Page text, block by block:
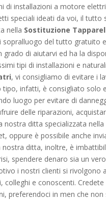
di installazioni a motore
speciali ideati da voi, il
nella Sostituzione
del tutto
di aiutarvi ed ha la
tipi di installazioni e
, vi consigliamo di evitare i
infatti, è consigliato
luogo per evitare di
delle riparazioni,
ditta specializzata nella
è possibile anche
ditta, inoltre, è
spendere denaro sia un
i nostri clienti si
colleghi e conoscenti. Credete
preferendoci in men che